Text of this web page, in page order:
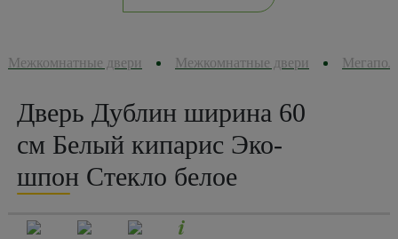
Межкомнатные двери Межкомнатные двери
Дверь Дублин ширина 60
см Белый кипарис Эко-
шпон Стекло белое